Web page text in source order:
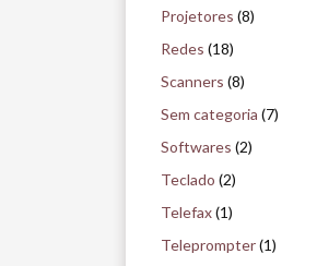
Projetores (8)
Redes (18)
Scanners (8)
Sem categoria (7)
Softwares (2)
Teclado (2)
Telefax(1)
Teleprompter(1)